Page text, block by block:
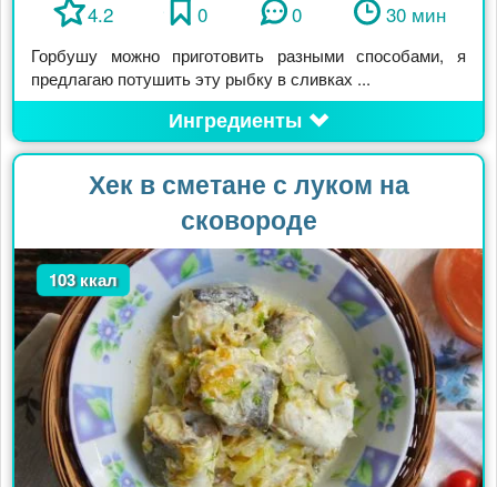
4.2 0 0 30 мин
Горбушу можно приготовить разными способами, я
предлагаю потушить эту рыбку в сливках ...
Ингредиенты
Хек в сметане с луком на
сковороде
103 ккал